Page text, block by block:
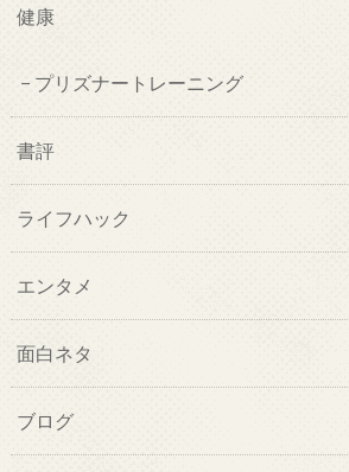
健康
プリズナートレーニング
書評
ライフハック
エンタメ
面白ネタ
ブログ